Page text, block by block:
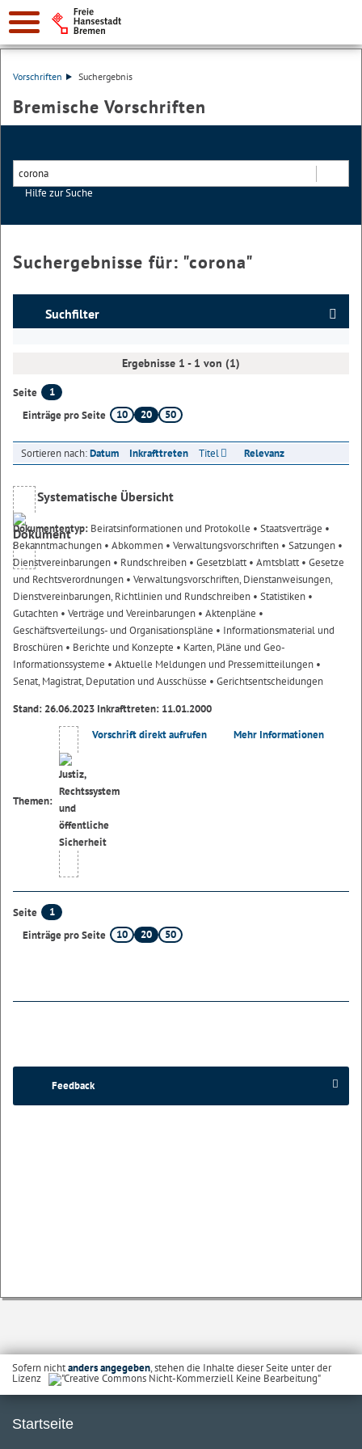
Vorschriften Suchergebnis
Bremische Vorschriften
Hilfe zur Suche
Suchergebnisse für: "corona"
Suchfilter
Ergebnisse 1 - 1 von (1)
Seite
1
Einträge pro Seite
10 20 50
Sortieren nach:Datum Inkrafttreten Titel Relevanz
Systematische Übersicht
Dokumententyp: Beiratsinformationen und Protokolle • Staatsverträge •
Bekanntmachungen • Abkommen • Verwaltungsvorschriften • Satzungen •
Dienstvereinbarungen • Rundschreiben • Gesetzblatt• Amtsblatt• Gesetze
und Rechtsverordnungen • Verwaltungsvorschriften, Dienstanweisungen,
Dienstvereinbarungen, Richtlinien und Rundschreiben • Statistiken •
Gutachten • Verträge und Vereinbarungen • Aktenpläne •
Geschäftsverteilungs- und Organisationspläne • Informationsmaterial und
Broschüren • Berichte und Konzepte • Karten, Pläne und Geo-
Informationssysteme • Aktuelle Meldungen und Pressemitteilungen •
Senat, Magistrat, Deputation und Ausschüsse • Gerichtsentscheidungen
Stand: 26.06.2023 Inkrafttreten: 11.01.2000
Themen:
Vorschrift direkt aufrufen Mehr Informationen
Seite
1
Einträge pro Seite
10 20 50
Feedback
Sofern nichtanders angegeben, stehen die Inhalte dieser Seite unter der
Lizenz
Startseite